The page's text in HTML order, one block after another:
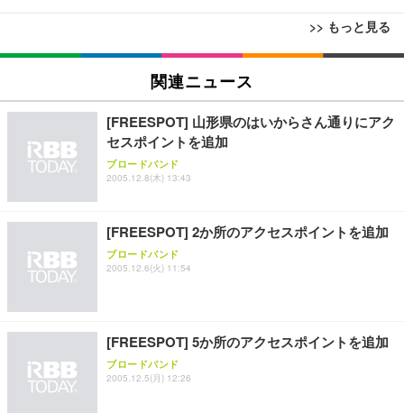
>> もっと見る
[EdoErgo] オフィスチェア 椅子 テレワーク 疲れな
い 跳ね上げ式アームレスト コンパクト 約105度ロッ
キング pc 事務椅子 360度回転 座面昇降 強化ナイロ
(黒網+黒枠+黒足)
￥5,699
SIHOO B100 オフィスチェア／デスクチェア メッシ
Sezlife オフィスチェア デスクチェア 疲れない テレ
ョン PCチェア 通気性メッシュ ゲーミング/勉強/事
務用 おしゃれ パソコンチェア (ブラック)
Sezlife オフィスチェア デスクチェア 疲れない テレ
EIZO ビジネス向けプレミアムモニター | FlexScan
EV3240X-WT | 31.5型4K UHD・USB Type-C・ホワ
￥105,595
EIZO ビジネス向けプレミアムモニター | FlexScan
EV2740X-WT | 27.0型4K UHD・USB Type-C・ホワ
￥109,572
【整備済み品】Dell E2724HS 27インチ 液晶モニタ
Amazonベーシック ペットシーツ 薄型 レギュラー 1
回使い捨て 無香料 ホワイト 300枚
Amazonベーシック ペットシーツ 厚型 ワイド 42枚
Smart Basic(スマートベーシック) 【Amazon.co.jp
関連ニュース
[FREESPOT] 山形県のはいからさん通りにアク
セスポイントを追加
ブロードバンド
2005.12.8(木) 13:43
[FREESPOT] 2か所のアクセスポイントを追加
ブロードバンド
2005.12.6(火) 11:54
[FREESPOT] 5か所のアクセスポイントを追加
ブロードバンド
2005.12.5(月) 12:26